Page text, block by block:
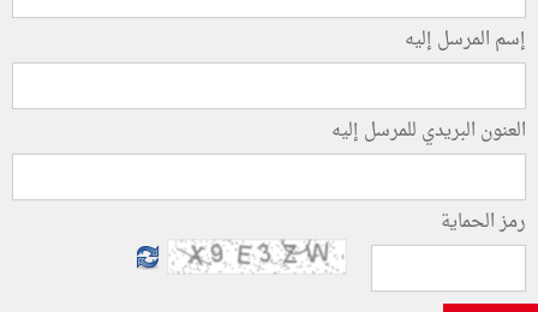
إسم المرسل إليه
العنون البريدي للمرسل إليه
رمز الحماية